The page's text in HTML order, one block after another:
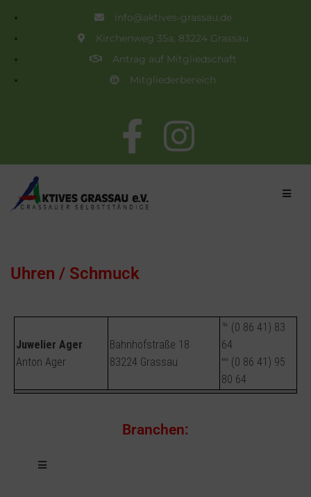
info@aktives-grassau.de
Kirchenweg 35a, 83224 Grassau
Antrag auf Mitgliedschaft
Mitgliederbereich
Uhren / Schmuck
Juwelier Ager
Anton Ager
Bahnhofstraße 18
83224 Grassau
℡ (0 86 41) 83
64
℻ (0 86 41) 95
80 64
Branchen: